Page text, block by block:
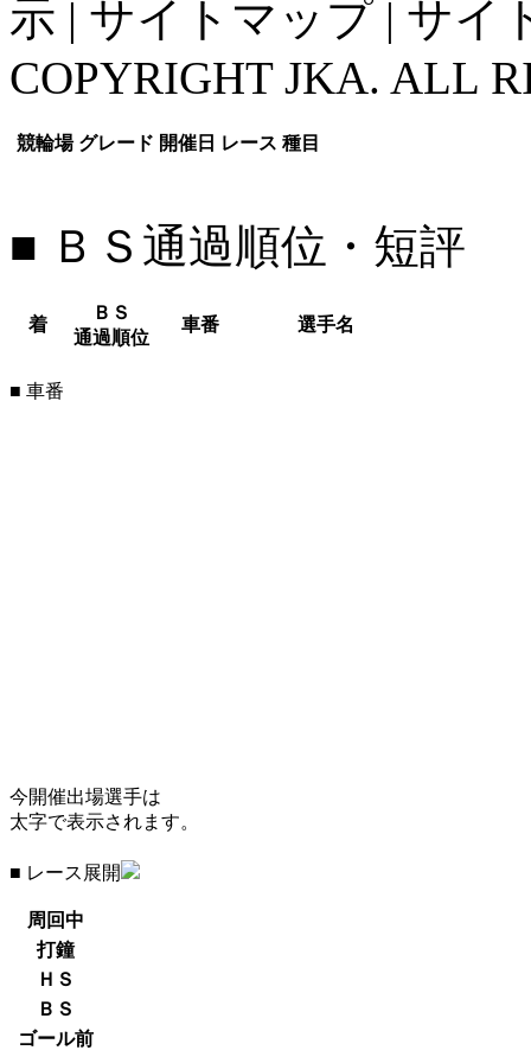
示 | サイトマップ | サイ
COPYRIGHT JKA. ALL
競輪場 グレード 開催日 レース 種目
■ ＢＳ通過順位・短評
着
ＢＳ
通過順位
車番 選手名
■ 車番
今開催出場選手は
太字で表示されます。
■ レース展開
周回中
打鐘
ＨＳ
ＢＳ
ゴール前